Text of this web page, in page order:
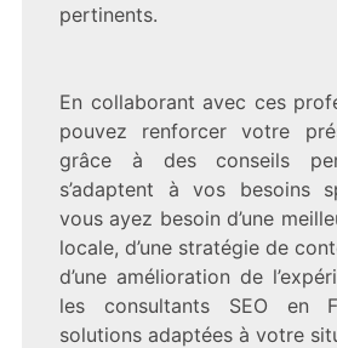
pertinents.
En collaborant avec ces
pouvez renforcer votre
grâce à des conseils
s’adaptent à vos besoins
vous ayez besoin d’une
locale, d’une stratégie de
d’une amélioration de
les consultants SEO en
solutions adaptées à votre